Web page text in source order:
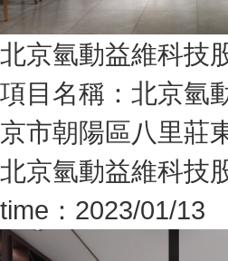
北京氫動益維科技
項目名稱：北京氫
京市朝陽區八里莊
北京氫動益維科技
time：2023/01/13